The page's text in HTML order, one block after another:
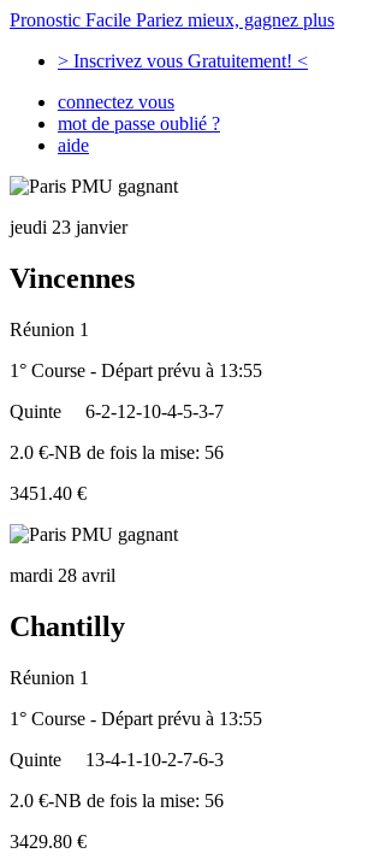
Pronostic Facile Pariez mieux, gagnez plus
> Inscrivez vous Gratuitement! <
connectez vous
mot de passe oublié ?
aide
jeudi 23 janvier
Vincennes
Réunion 1
1° Course - Départ prévu à 13:55
Quinte
6-2-12-10-4-5-3-7
2.0 €-NB de fois la mise: 56
3451.40 €
mardi 28 avril
Chantilly
Réunion 1
1° Course - Départ prévu à 13:55
Quinte
13-4-1-10-2-7-6-3
2.0 €-NB de fois la mise: 56
3429.80 €